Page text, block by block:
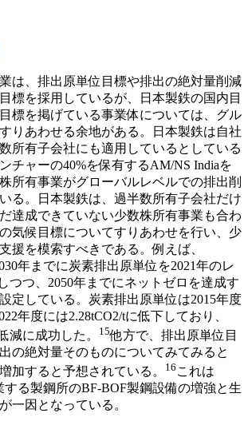
は、排出原単位目標や排出の絶対量削減
標を採用しているが、日本製鉄の国内目
標を掲げている事業体については、グル
りあわせる余地がある。日本製鉄は自社
所有子会社にも適用しているとしている
チャーの40%を保有するAM/NS Indiaを
所有事業がグローバルレベルでの排出削
る。日本製鉄は、過半数所有子会社だけ
達成できていない少数株所有事業も合わ
気候目標についてすりあわせを行い、少
援を模索すべきである。例えば、
年までに炭素排出原単位を2021年のレ
つつ、2050年までにネットゼロを達成す
定している。炭素排出原単位は2015年度
年度には2.28tCO2/tに低下しており、
減に成功した 。 15他方で、排出原単位目
の絶対量そのものについてみてみると
加すると予想されている 。 16 これは
する製鋼所のBF-BOF製鋼設備の増強と生
一因となっている。